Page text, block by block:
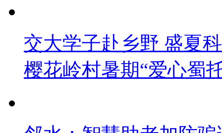
交大学子赴乡野 盛夏
樱花岭村暑期“爱心蜀